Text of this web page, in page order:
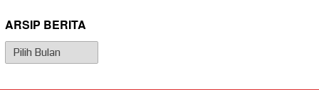
ARSIP BERITA
Arsip
Berita